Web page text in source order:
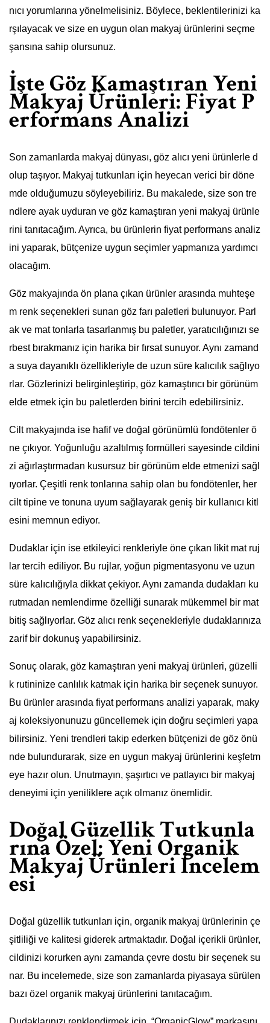
nıcı yorumlarına yönelmelisiniz. Böylece, beklentilerinizi ka
rşılayacak ve size en uygun olan makyaj ürünlerini seçme
şansına sahip olursunuz.
İşte Göz Kamaştıran Yeni
Makyaj Ürünleri: Fiyat P
erformans Analizi
Son zamanlarda makyaj dünyası, göz alıcı yeni ürünlerle d
olup taşıyor. Makyaj tutkunları için heyecan verici bir döne
mde olduğumuzu söyleyebiliriz. Bu makalede, size son tre
ndlere ayak uyduran ve göz kamaştıran yeni makyaj ürünle
rini tanıtacağım. Ayrıca, bu ürünlerin fiyat performans analiz
ini yaparak, bütçenize uygun seçimler yapmanıza yardımcı
olacağım.
Göz makyajında ön plana çıkan ürünler arasında muhteşe
m renk seçenekleri sunan göz farı paletleri bulunuyor. Parl
ak ve mat tonlarla tasarlanmış bu paletler, yaratıcılığınızı se
rbest bırakmanız için harika bir fırsat sunuyor. Aynı zamand
a suya dayanıklı özellikleriyle de uzun süre kalıcılık sağlıyo
rlar. Gözlerinizi belirginleştirip, göz kamaştırıcı bir görünüm
elde etmek için bu paletlerden birini tercih edebilirsiniz.
Cilt makyajında ise hafif ve doğal görünümlü fondötenler ö
ne çıkıyor. Yoğunluğu azaltılmış formülleri sayesinde cildini
zi ağırlaştırmadan kusursuz bir görünüm elde etmenizi sağl
ıyorlar. Çeşitli renk tonlarına sahip olan bu fondötenler, her
cilt tipine ve tonuna uyum sağlayarak geniş bir kullanıcı kitl
esini memnun ediyor.
Dudaklar için ise etkileyici renkleriyle öne çıkan likit mat ruj
lar tercih ediliyor. Bu rujlar, yoğun pigmentasyonu ve uzun
süre kalıcılığıyla dikkat çekiyor. Aynı zamanda dudakları ku
rutmadan nemlendirme özelliği sunarak mükemmel bir mat
bitiş sağlıyorlar. Göz alıcı renk seçenekleriyle dudaklarınıza
zarif bir dokunuş yapabilirsiniz.
Sonuç olarak, göz kamaştıran yeni makyaj ürünleri, güzelli
k rutininize canlılık katmak için harika bir seçenek sunuyor.
Bu ürünler arasında fiyat performans analizi yaparak, maky
aj koleksiyonunuzu güncellemek için doğru seçimleri yapa
bilirsiniz. Yeni trendleri takip ederken bütçenizi de göz önü
nde bulundurarak, size en uygun makyaj ürünlerini keşfetm
eye hazır olun. Unutmayın, şaşırtıcı ve patlayıcı bir makyaj
deneyimi için yeniliklere açık olmanız önemlidir.
Doğal Güzellik Tutkunla
rına Özel: Yeni Organik
Makyaj Ürünleri İncelem
esi
Doğal güzellik tutkunları için, organik makyaj ürünlerinin çe
şitliliği ve kalitesi giderek artmaktadır. Doğal içerikli ürünler,
cildinizi korurken aynı zamanda çevre dostu bir seçenek su
nar. Bu incelemede, size son zamanlarda piyasaya sürülen
bazı özel organik makyaj ürünlerini tanıtacağım.